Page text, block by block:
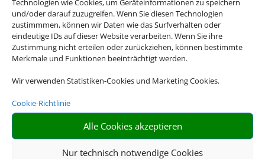
und/oder darauf zuzugreifen. Wenn Sie diesen Technologien
zustimmmen, können wir Daten wie das Surfverhalten oder
eindeutige IDs auf dieser Website verarbeiten. Wenn Sie ihre
Zustimmung nicht erteilen oder zurückziehen, können bestimmte
Merkmale und Funktionen beeinträchtigt werden.
Wir verwenden Statistiken-Cookies und Marketing Cookies.
Cookie-Richtlinie
Alle Cookies akzeptieren
Nur technisch notwendige Cookies